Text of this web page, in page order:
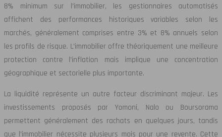
8% minimum sur l’immobilier, les gestionnaires automatisés
affichent des performances historiques variables selon les
marchés, généralement comprises entre 3% et 8% annuels selon
les profils de risque. L’immobilier offre théoriquement une meilleure
protection contre l’inflation mais implique une concentration
géographique et sectorielle plus importante.
La liquidité représente un autre facteur discriminant majeur. Les
investissements proposés par Yomoni, Nalo ou Boursorama
permettent généralement des rachats en quelques jours, tandis
que l’immobilier nécessite plusieurs mois pour une revente. Cette